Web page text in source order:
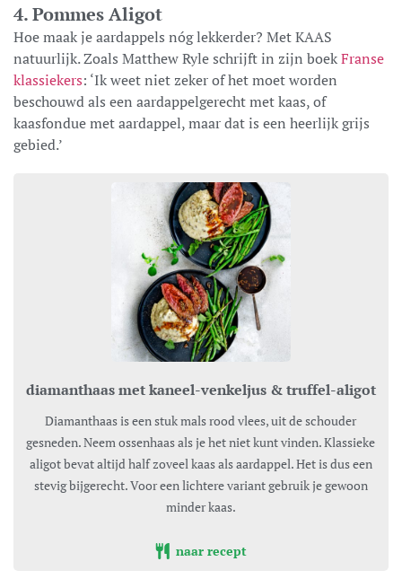
4. Pommes Aligot
Hoe maak je aardappels nóg lekkerder? Met KAAS
natuurlijk. Zoals Matthew Ryle schrijft in zijn boekFranse
klassiekers: ‘Ik weet niet zeker of het moet worden
beschouwd als een aardappelgerecht met kaas, of
kaasfondue met aardappel, maar dat is een heerlijk grijs
gebied.’
diamanthaas met kaneel-venkeljus & truffel-aligot
Diamanthaas is een stuk mals rood vlees, uit de schouder
gesneden. Neem ossenhaas als je het niet kunt vinden. Klassieke
aligot bevat altijd half zoveel kaas als aardappel. Het is dus een
stevig bijgerecht. Voor een lichtere variant gebruik je gewoon
minder kaas.
naar recept